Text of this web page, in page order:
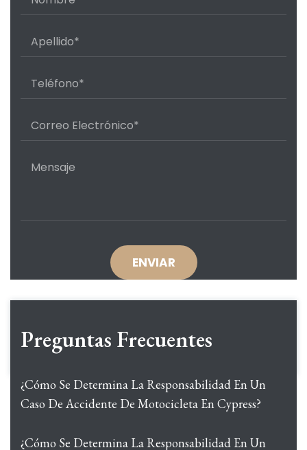
Preguntas Frecuentes
¿Cómo Se Determina La Responsabilidad En Un
Caso De Accidente De Motocicleta En Cypress?
¿Cómo Se Determina La Responsabilidad En Un